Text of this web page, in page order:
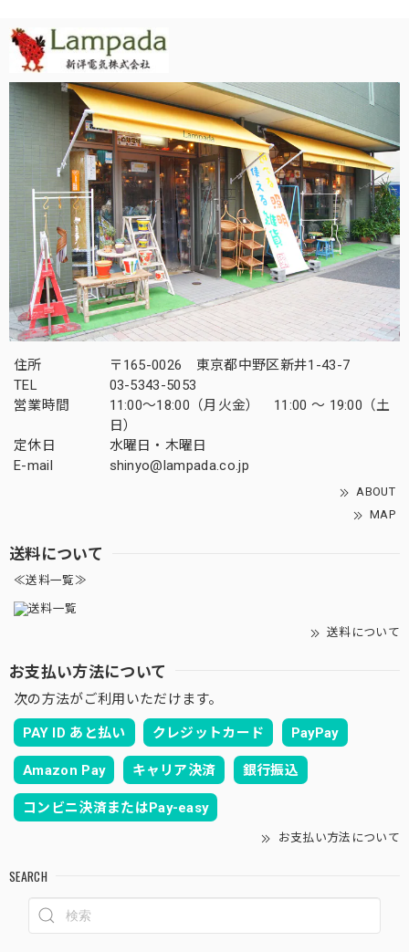
住所
〒165-0026 東京都中野区新井1-43-7
TEL
03-5343-5053
営業時間
11:00～18:00（月火金） 11:00 ～ 19:00（土
日）
定休日
水曜日・木曜日
E-mail
shinyo@lampada.co.jp
ABOUT
MAP
送料について
≪送料一覧≫
送料について
お支払い方法について
次の方法がご利用いただけます。
PAY ID あと払い クレジットカード PayPay
Amazon Pay キャリア決済 銀行振込
コンビニ決済またはPay-easy
お支払い方法について
SEARCH